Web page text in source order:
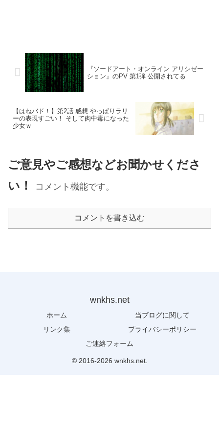
『ソードアート・オンライン アリシゼー
ション』のPV 第1弾 公開されてる
【はねバド！】第2話 感想 やっぱりラリ
ーの表現すごい！ そして肉中毒になった
少女ｗ
ご意見やご感想などお聞かせくださ
い！
コメント機能です。
コメントを書き込む
wnkhs.net
ホーム
当ブログに関して
リンク集
プライバシーポリシー
ご連絡フォーム
© 2016-2026 wnkhs.net.